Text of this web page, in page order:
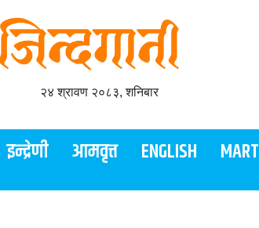
२४ श्रावण २०८३, शनिबार
इन्द्रेणी आमवृत्त ENGLISH MART